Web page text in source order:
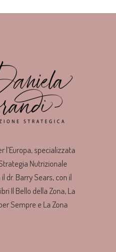
l’Europa, specializzata
Nutrizionale
dr. Barry Sears, con il
Il Bello della Zona, La
Sempre e La Zona